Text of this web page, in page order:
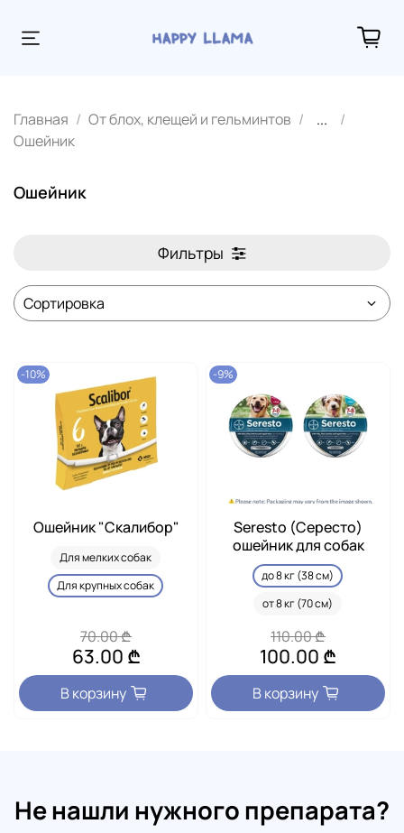
Главная От блох, клещей и гельминтов
...
Ошейник
Ошейник
Фильтры
-10%
Ошейник "Скалибор"
Для мелких собак
Для крупных собак
70.00 ₾
63.00 ₾
В корзину
-9%
Seresto (Сересто)
ошейник для собак
до 8 кг (38 см)
от 8 кг (70 см)
110.00 ₾
100.00 ₾
В корзину
Не нашли нужного препарата?